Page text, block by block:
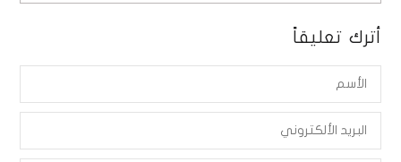
أترك تعليقاً